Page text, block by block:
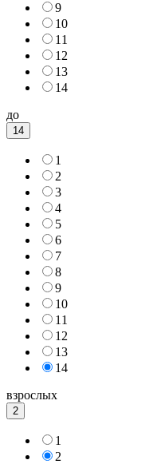
9
10
11
12
13
14
до
14
1
2
3
4
5
6
7
8
9
10
11
12
13
14
взрослых
2
1
2